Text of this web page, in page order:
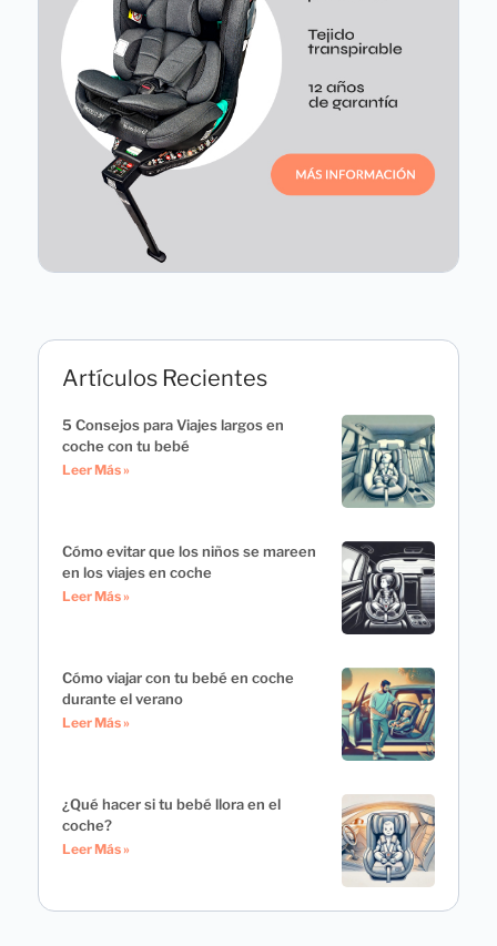
Artículos Recientes
5 Consejos para Viajes largos en
coche con tu bebé
Leer Más »
Cómo evitar que los niños se mareen
en los viajes en coche
Leer Más »
Cómo viajar con tu bebé en coche
durante el verano
Leer Más »
¿Qué hacer si tu bebé llora en el
coche?
Leer Más »